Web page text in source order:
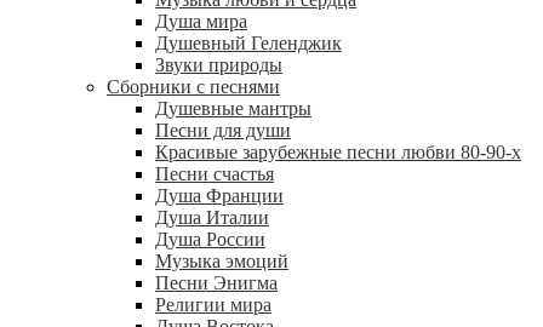
Душа мира
Душевный Геленджик
Звуки природы
Сборники с песнями
Душевные мантры
Песни для души
Красивые зарубежные песни любви 80-90-х
Песни счастья
Душа Франции
Душа Италии
Душа России
Музыка эмоций
Песни Энигма
Религии мира